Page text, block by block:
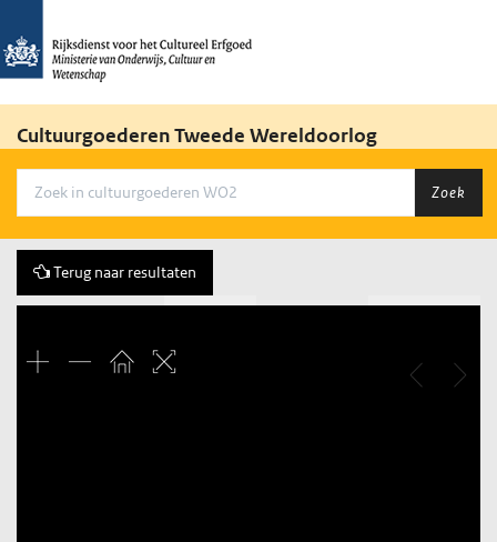
Cultuurgoederen Tweede Wereldoorlog
Zoek
Terug naar resultaten